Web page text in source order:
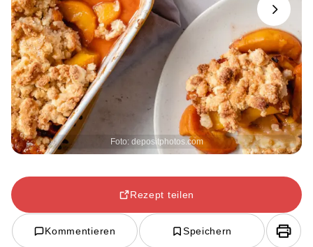
Foto: depositphotos.com
Next
Rezept teilen
Kommentieren Speichern